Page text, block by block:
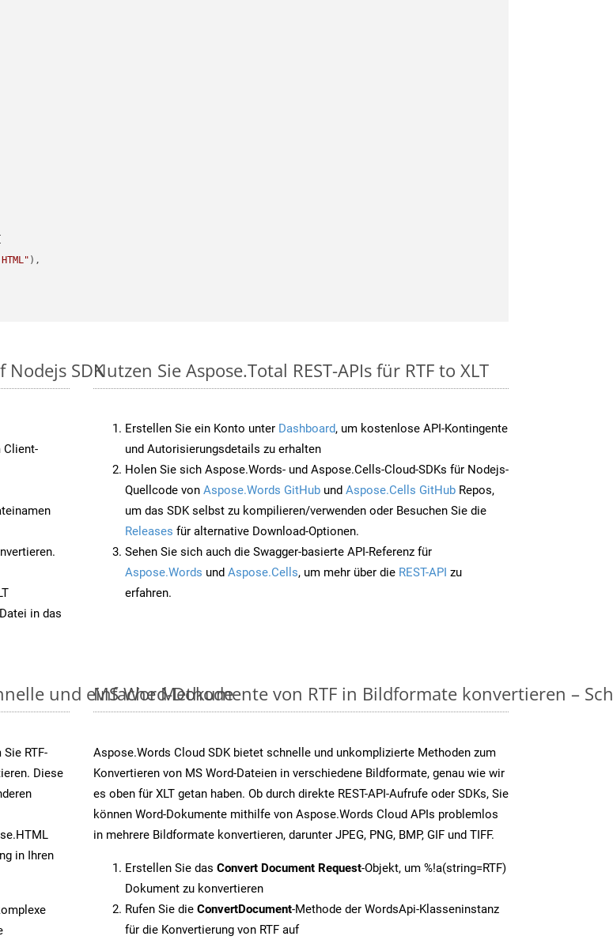
),
Nodejs SDK
Client-
in das
Nutzen Sie Aspose.Total REST-APIs für RTF to XLT
Erstellen Sie ein Konto unter Dashboard, um kostenlose API-Kontingente
und Autorisierungsdetails zu erhalten
Holen Sie sich Aspose.Words- und Aspose.Cells-Cloud-SDKs für Nodejs-
Quellcode von Aspose.Words GitHub und Aspose.Cells GitHub Repos,
um das SDK selbst zu kompilieren/verwenden oder Besuchen Sie die
Releases für alternative Download-Optionen.
Sehen Sie sich auch die Swagger-basierte API-Referenz für
Aspose.Words und Aspose.Cells, um mehr über die REST-API zu
erfahren.
und einfache Methode
RTF-
Diese
in Ihren
MS Word-Dokumente von RTF in Bildformate konvertieren –
Aspose.Words Cloud SDK bietet schnelle und unkomplizierte Methoden zum
Konvertieren von MS Word-Dateien in verschiedene Bildformate, genau wie wir
es oben für XLT getan haben. Ob durch direkte REST-API-Aufrufe oder SDKs, Sie
können Word-Dokumente mithilfe von Aspose.Words Cloud APIs problemlos
in mehrere Bildformate konvertieren, darunter JPEG, PNG, BMP, GIF und TIFF.
Erstellen Sie das Convert Document Request-Objekt, um %!a(string=RTF)
Dokument zu konvertieren
Rufen Sie die ConvertDocument-Methode der WordsApi-Klasseninstanz
für die Konvertierung von RTF auf